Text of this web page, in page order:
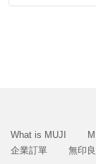
What is MUJI
企業訂單
無印